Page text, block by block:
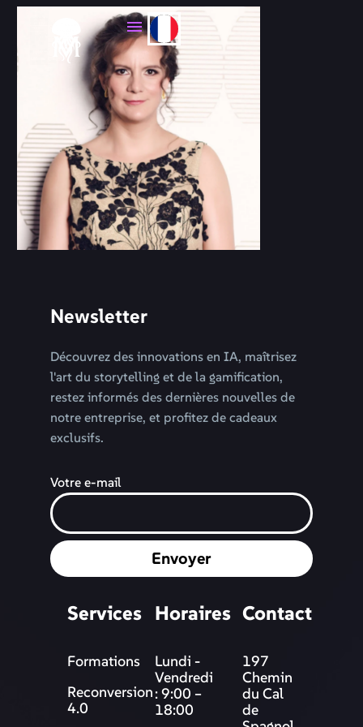
Newsletter
Découvrez des innovations en IA, maîtrisez
l'art du storytelling et de la gamification,
restez informés des dernières nouvelles de
notre entreprise, et profitez de cadeaux
exclusifs.
Votre e-mail
Envoyer
Services
Formations
Reconversion
4.0
Horaires
Lundi -
Vendredi
: 9:00 –
18:00
Contact
197
Chemin
du Cal
de